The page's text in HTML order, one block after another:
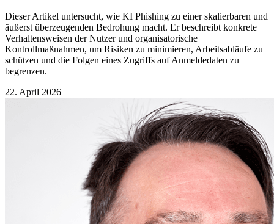
Dieser Artikel untersucht, wie KI Phishing zu einer skalierbaren und
äußerst überzeugenden Bedrohung macht. Er beschreibt konkrete
Verhaltensweisen der Nutzer und organisatorische
Kontrollmaßnahmen, um Risiken zu minimieren, Arbeitsabläufe zu
schützen und die Folgen eines Zugriffs auf Anmeldedaten zu
begrenzen.
22. April 2026